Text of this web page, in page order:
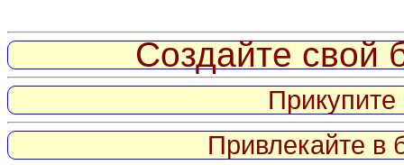
Создайте свой
Привлекайте в